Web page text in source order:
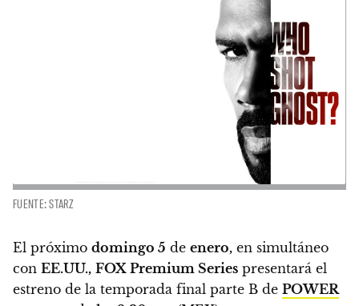
FUENTE: STARZ
El próximo domingo 5 de enero, en simultáneo
con EE.UU., FOX Premium Series presentará el
estreno de la temporada final parte B de POWER